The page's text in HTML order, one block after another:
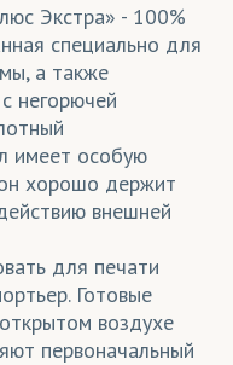
Экстра» - 100%
специально для
а также
негорючей
имеет особую
хорошо держит
внешней
для печати
Готовые
воздухе
первоначальный